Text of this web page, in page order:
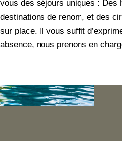
vous des séjours uniques : Des
destinations de renom, et des
sur place. Il vous suffit
absence, nous prenons en